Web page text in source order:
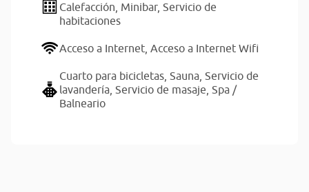
Calefacción, Minibar, Servicio de
habitaciones
Acceso a Internet, Acceso a Internet Wifi
Cuarto para bicicletas, Sauna, Servicio de
lavandería, Servicio de masaje, Spa /
Balneario